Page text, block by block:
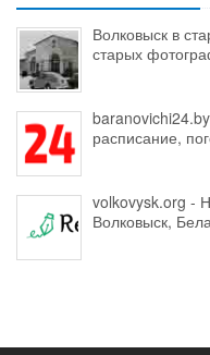
Волковыск в
старых
расписание,
volkovysk.org -
Волковыск,